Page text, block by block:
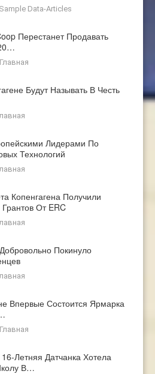
Sample Data-Articles
Перестанет Продавать
Главная
Будут Называть В Честь
Лидерами По
Технологий
Копенгагена Получили
От ERC
Покинуло
Впервые Состоится Ярмарка
Главная
Летняя Датчанка Хотела
В…